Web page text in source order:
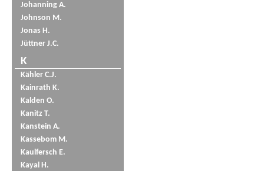
Johanning A.
Johnson M.
Jonas H.
Jüttner J.C.
K
Kähler C.J.
Kainrath K.
Kalden O.
Kanitz T.
Kanstein A.
Kassebom M.
Kaulfersch E.
Kayal H.